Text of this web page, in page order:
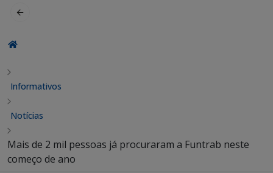
Informativos
Notícias
Mais de 2 mil pessoas já procuraram a Funtrab neste
começo de ano